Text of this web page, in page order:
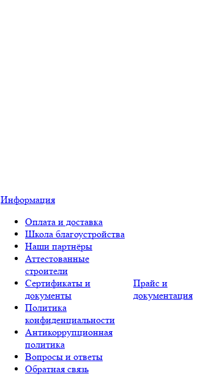
Информация
Оплата и доставка
Школа благоустройства
Наши партнёры
Аттестованные
строители
Сертификаты и
документы
Политика
конфиденциальности
Антикоррупционная
политика
Вопросы и ответы
Обратная связь
Прайс и
документация